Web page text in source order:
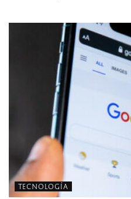
TECNOLOGÍA